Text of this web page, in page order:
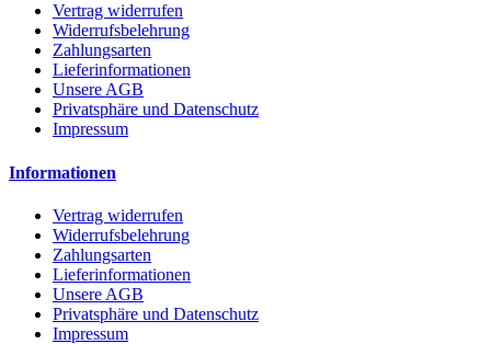
Vertrag widerrufen
Widerrufsbelehrung
Zahlungsarten
Lieferinformationen
Unsere AGB
Privatsphäre und Datenschutz
Impressum
Informationen
Vertrag widerrufen
Widerrufsbelehrung
Zahlungsarten
Lieferinformationen
Unsere AGB
Privatsphäre und Datenschutz
Impressum